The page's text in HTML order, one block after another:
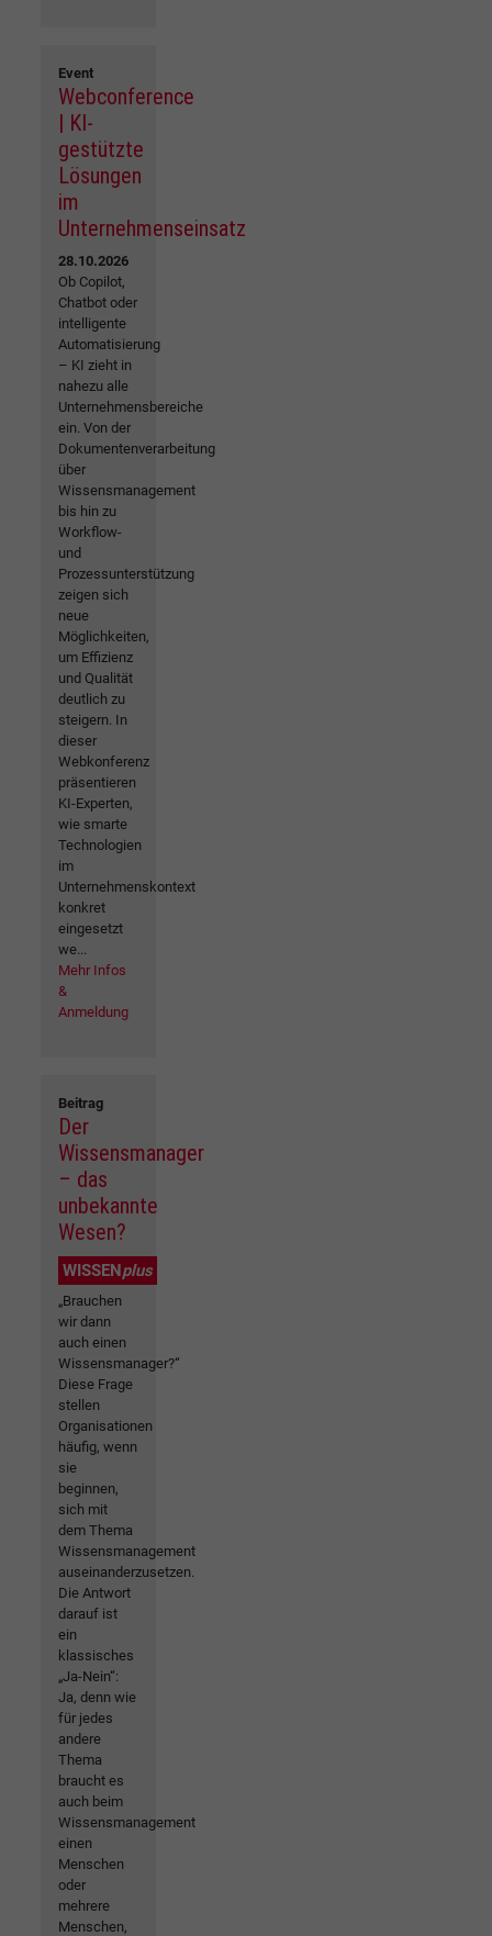
Event
Webconference
| KI-
gestützte
Lösungen
im
Unternehmenseinsatz
28.10.2026
Ob Copilot,
Chatbot oder
intelligente
Automatisierung
– KI zieht in
nahezu alle
Unternehmensbereiche
ein. Von der
Dokumentenverarbeitung
über
Wissensmanagement
bis hin zu
Workflow-
und
Prozessunterstützung
zeigen sich
neue
Möglichkeiten,
um Effizienz
und Qualität
deutlich zu
steigern. In
dieser
Webkonferenz
präsentieren
KI-Experten,
wie smarte
Technologien
im
Unternehmenskontext
konkret
eingesetzt
we...
Mehr Infos
&
Anmeldung
Beitrag
Der
Wissensmanager
– das
unbekannte
Wesen?
WISSENplus
„Brauchen
wir dann
auch einen
Wissensmanager?“
Diese Frage
stellen
Organisationen
häufig, wenn
sie
beginnen,
sich mit
dem Thema
Wissensmanagement
auseinanderzusetzen.
Die Antwort
darauf ist
ein
klassisches
„Ja-Nein“:
Ja, denn wie
für jedes
andere
Thema
braucht es
auch beim
Wissensmanagement
einen
Menschen
oder
mehrere
Menschen,